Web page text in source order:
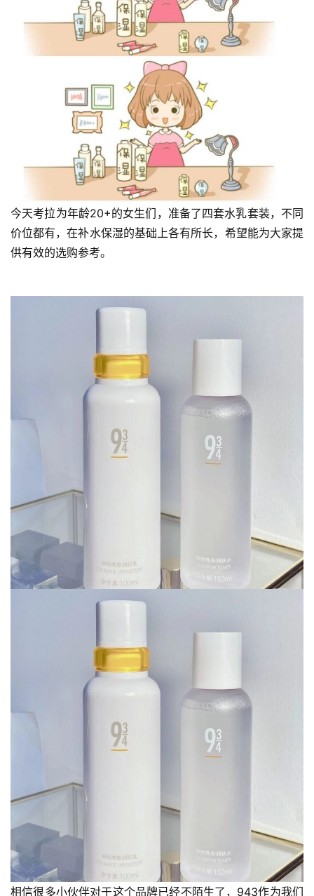
今天考拉为年龄20+的女生们，准备了四套水乳套装，不同
价位都有，在补水保湿的基础上各有所长，希望能为大家提
供有效的选购参考。
相信很多小伙伴对于这个品牌已经不陌生了，943作为我们